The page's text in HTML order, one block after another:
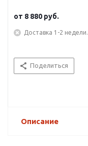
от 8 880 руб.
Доставка 1-2 недели.
Поделиться
Описание